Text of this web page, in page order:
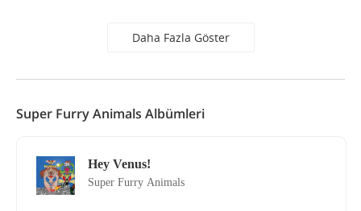
Daha Fazla Göster
Super Furry Animals Albümleri
Hey Venus!
Super Furry Animals